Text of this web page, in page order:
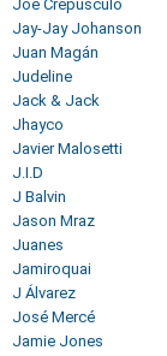
Joe Crepúsculo
Jay-Jay Johanson
Juan Magán
Judeline
Jack & Jack
Jhayco
Javier Malosetti
J.I.D
J Balvin
Jason Mraz
Juanes
Jamiroquai
J Álvarez
José Mercé
Jamie Jones